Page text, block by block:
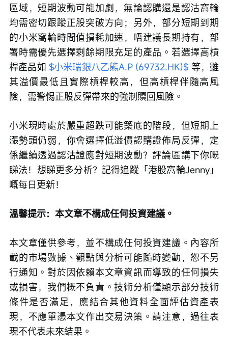
區域，短期波動可能加劇，無論認購還是認沽窩輪
均需密切跟蹤正股突破方向；另外，部分短期到期
的小米窩輪時間值損耗加速，唔建議長期持有，部
署時需優先選擇剩餘期限充足的產品。若選擇高槓
桿產品如 $小米瑞銀八乙熊A.P (69732.HK)$ 等，雖
其溢價最低且實際槓桿較高，但高槓桿伴隨高風
險，需警惕正股反彈帶來的強制贖回風險。
小米現時處於嚴重超跌可能築底的階段，但短期上
漲勢頭仍弱，你會選擇低溢價認購證佈局反彈，定
係繼續透過認沽證應對短期波動？評論區講下你嘅
睇法！想睇更多分析？記得追蹤「港股窩輪Jenny」
嘅每日更新！
溫馨提示：本文章不構成任何投資建議。
本文章僅供參考，並不構成任何投資建議。內容所
載的市場數據、觀點與分析可能隨時變動，恕不另
行通知。對於因依賴本文章資訊而導致的任何損失
或損害，我們概不負責。技術分析僅顯示部分技術
條件是否滿足，應結合其他資料全面評估資產表
現，不應單憑本文作出交易決策。請注意，過往表
現不代表未來結果。